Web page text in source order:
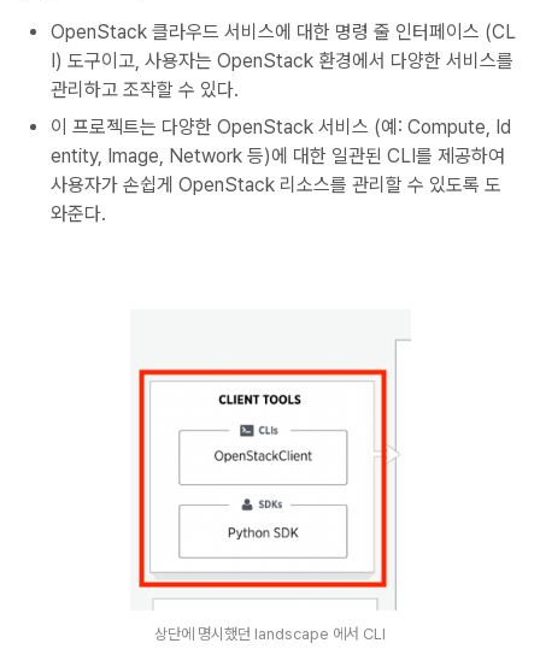
OpenStack 클라우드 서비스에 대한 명령 줄 인터페이스 (CL
I) 도구이고, 사용자는 OpenStack 환경에서 다양한 서비스를
관리하고 조작할 수 있다.
이 프로젝트는 다양한 OpenStack 서비스 (예: Compute, Id
entity, Image, Network 등)에 대한 일관된 CLI를 제공하여
사용자가 손쉽게 OpenStack 리소스를 관리할 수 있도록 도
와준다.
상단에 명시했던 landscape 에서 CLI